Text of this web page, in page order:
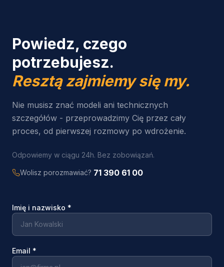
Powiedz, czego
potrzebujesz.
Resztą zajmiemy się my.
Nie musisz znać modeli ani technicznych
szczegółów - przeprowadzimy Cię przez cały
proces, od pierwszej rozmowy po wdrożenie.
Odpowiemy w ciągu 24h. Bez zobowiązań.
Wolisz porozmawiać? 71 390 61 00
Imię i nazwisko *
Email *